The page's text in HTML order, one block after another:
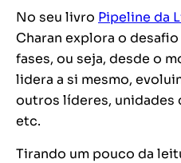
No seu livro Pipeline da
Charan explora o
fases, ou seja, desde o
lidera a si mesmo,
outros líderes, unidades
etc.
Tirando um pouco da